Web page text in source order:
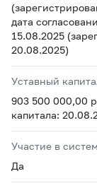
дата
15.08.2025
20.08.2025)
Уставный
903 500 000,00
капитала:
Участие в
Да